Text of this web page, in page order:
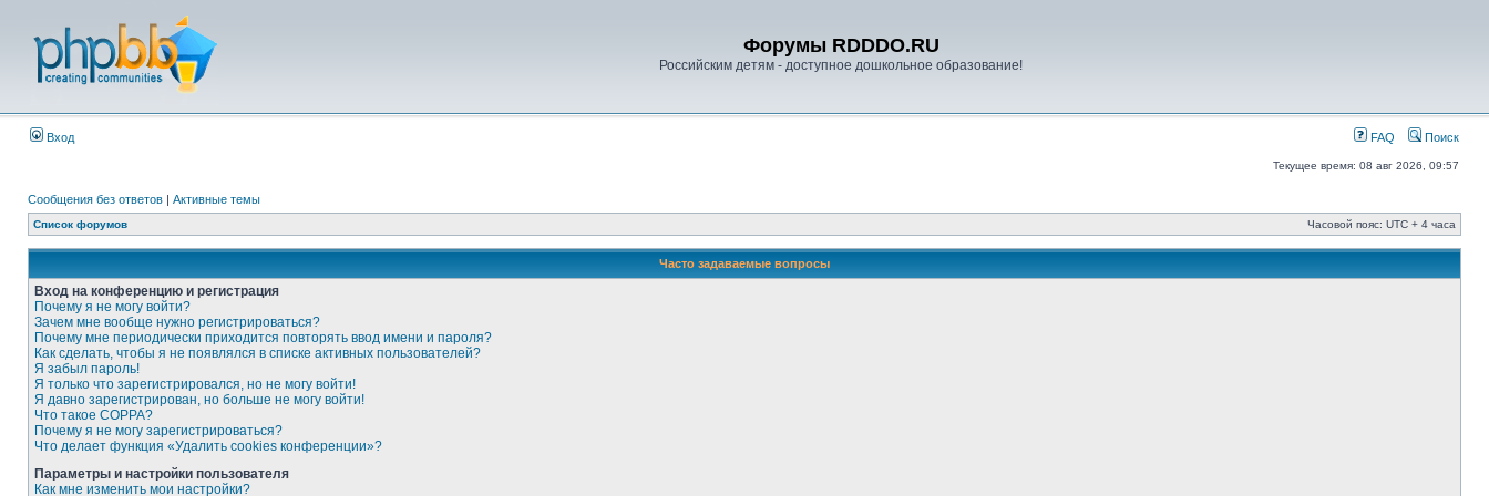
Форумы RDDDO.RU
Российским детям - доступное дошкольное образование!
Вход FAQ Поиск
Текущее время: 08 авг 2026, 09:57
Сообщения без ответов | Активные темы
Список форумов Часовой пояс: UTC + 4 часа
Часто задаваемые вопросы
Вход на конференцию и регистрация
Почему я не могу войти?
Зачем мне вообще нужно регистрироваться?
Почему мне периодически приходится повторять ввод имени и пароля?
Как сделать, чтобы я не появлялся в списке активных пользователей?
Я забыл пароль!
Я только что зарегистрировался, но не могу войти!
Я давно зарегистрирован, но больше не могу войти!
Что такое COPPA?
Почему я не могу зарегистрироваться?
Что делает функция «Удалить cookies конференции»?
Параметры и настройки пользователя
Как мне изменить мои настройки?